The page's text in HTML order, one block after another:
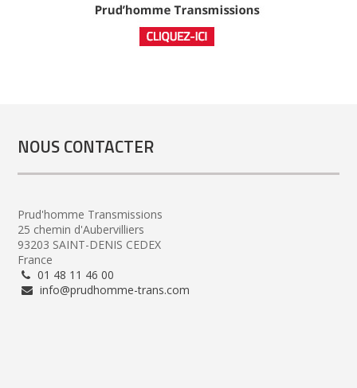
NOUS CONTACTER
Prud'homme Transmissions
25 chemin d'Aubervilliers
93203 SAINT-DENIS CEDEX
France
01 48 11 46 00
info@prudhomme-trans.com